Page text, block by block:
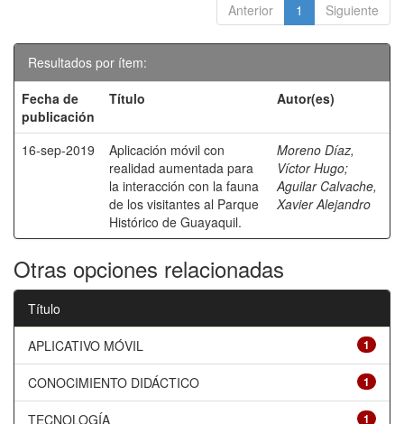
Anterior 1 Siguiente
Resultados por ítem:
Fecha de
publicación
Título Autor(es)
16-sep-2019
Aplicación móvil con
realidad aumentada para
la interacción con la fauna
de los visitantes al Parque
Histórico de Guayaquil.
Moreno Díaz,
Víctor Hugo;
Aguilar Calvache,
Xavier Alejandro
Otras opciones relacionadas
Título
1
APLICATIVO MÓVIL
1
CONOCIMIENTO DIDÁCTICO
1
TECNOLOGÍA